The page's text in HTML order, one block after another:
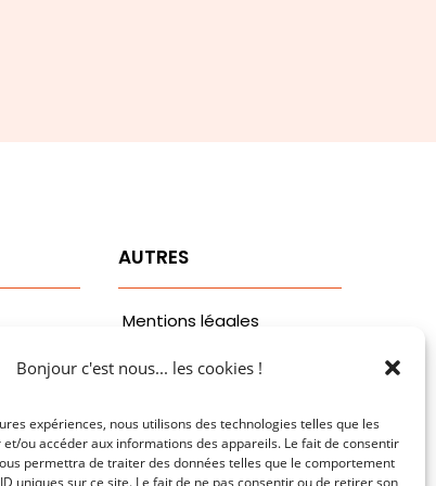
Bonjour c'est nous... les cookies !
expériences, nous utilisons des technologies telles que les
ou accéder aux informations des appareils. Le fait de consentir
permettra de traiter des données telles que le comportement
uniques sur ce site. Le fait de ne pas consentir ou de retirer son
AUTRES
Mentions légales
Politiques de